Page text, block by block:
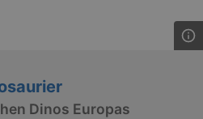
Dinos Europas